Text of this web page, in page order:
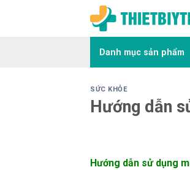
Danh mục sản phẩm
SỨC KHỎE
Hướng dẫn
Hướng dẫn sử dụng